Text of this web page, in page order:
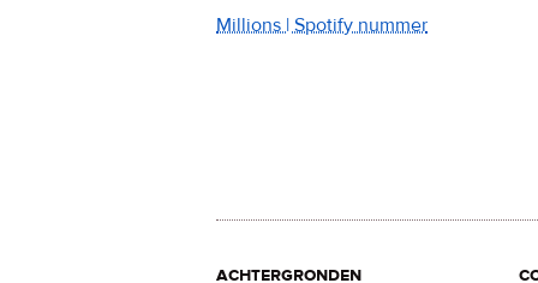
Millions | Spotify nummer
achtergronden